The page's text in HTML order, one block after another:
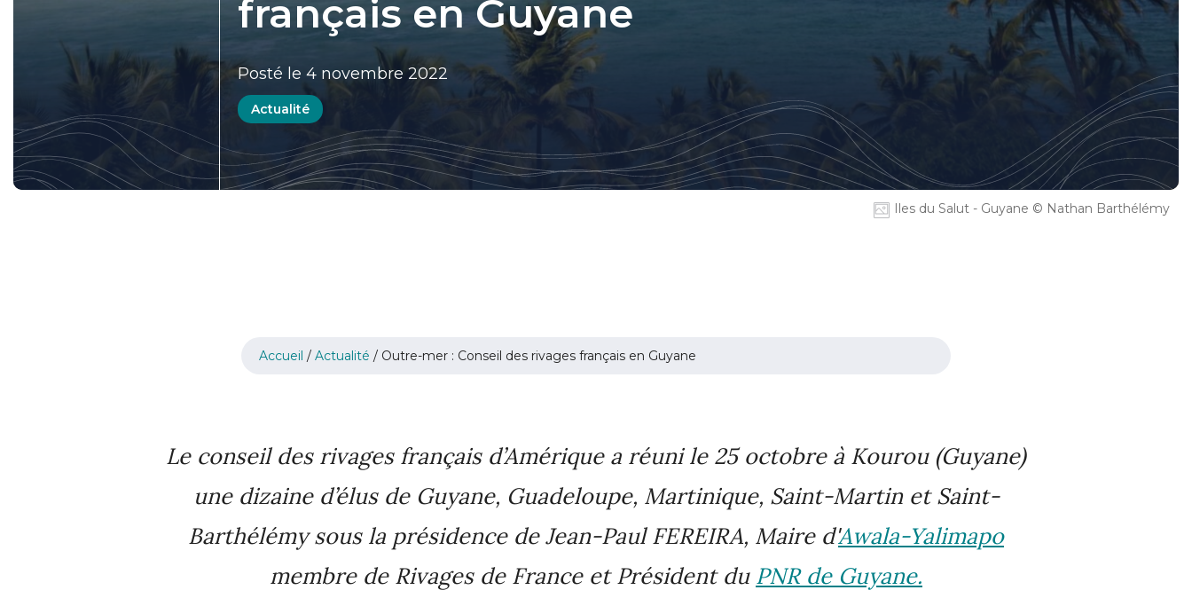
français en Guyane
Posté le 4 novembre 2022
Actualité
Iles du Salut - Guyane © Nathan Barthélémy
Accueil / Actualité / Outre-mer : Conseil des rivages français en Guyane
Le conseil des rivages français d’Amérique a réuni le 25 octobre à Kourou (Guyane)
une dizaine d’élus de Guyane, Guadeloupe, Martinique, Saint-Martin et Saint-
Barthélémy sous la présidence de Jean-Paul FEREIRA, Maire d'Awala-Yalimapo
membre de Rivages de France et Président du PNR de Guyane.